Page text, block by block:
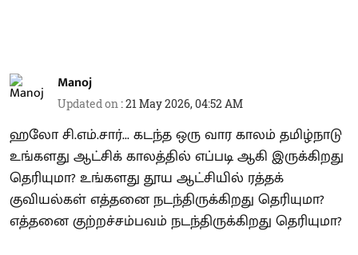
Manoj
Updated on :21 May 2026, 04:52 AM
ஹலோ சி.எம்.சார்... கடந்த ஒரு வார காலம் தமிழ்நாடு
உங்களது ஆட்சிக் காலத்தில் எப்படி ஆகி இருக்கிறது
தெரியுமா? உங்களது தூய ஆட்சியில் ரத்தக்
குவியல்கள் எத்தனை நடந்திருக்கிறது தெரியுமா?
எத்தனை குற்றச்சம்பவம் நடந்திருக்கிறது தெரியுமா?